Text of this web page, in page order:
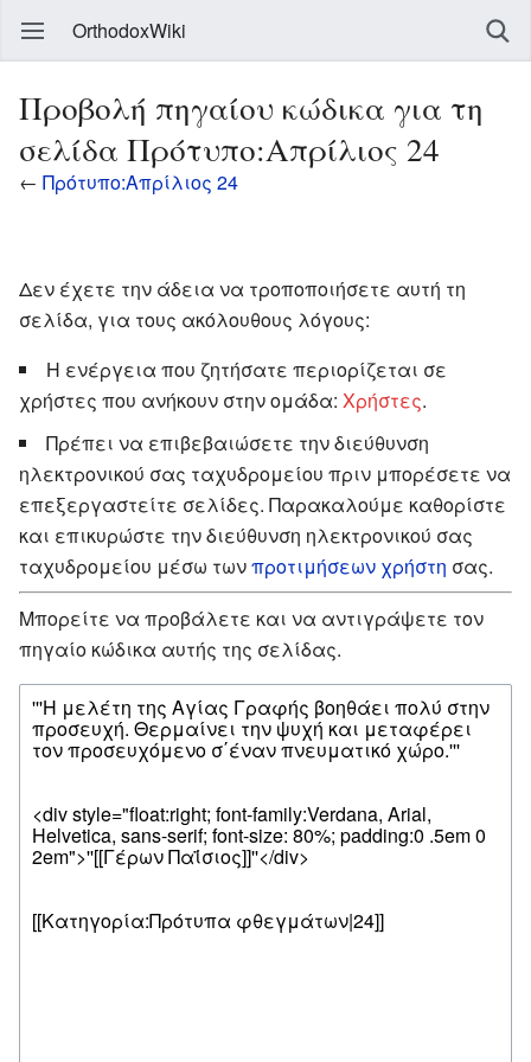
OrthodoxWiki
Προβολή πηγαίου κώδικα για τη
σελίδα Πρότυπο:Απρίλιος 24
← Πρότυπο:Απρίλιος 24
Δεν έχετε την άδεια να τροποποιήσετε αυτή τη
σελίδα, για τους ακόλουθους λόγους:
Η ενέργεια που ζητήσατε περιορίζεται σε
χρήστες που ανήκουν στην ομάδα: Χρήστες.
Πρέπει να επιβεβαιώσετε την διεύθυνση
ηλεκτρονικού σας ταχυδρομείου πριν μπορέσετε να
επεξεργαστείτε σελίδες. Παρακαλούμε καθορίστε
και επικυρώστε την διεύθυνση ηλεκτρονικού σας
ταχυδρομείου μέσω τωνπροτιμήσεων χρήστη σας.
Μπορείτε να προβάλετε και να αντιγράψετε τον
πηγαίο κώδικα αυτής της σελίδας.